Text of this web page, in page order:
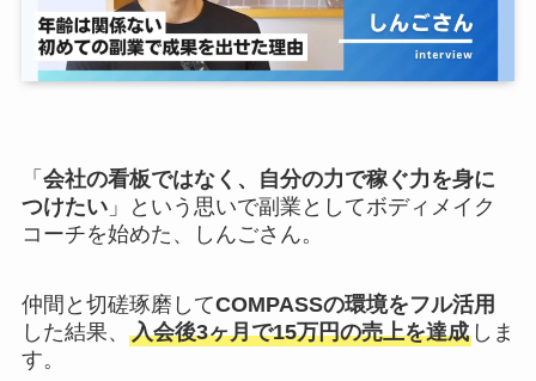
「 会社の看板ではなく、自分の力で稼ぐ力を身に
つけたい」という思いで副業としてボディメイク
コーチを始めた、しんごさん。
仲間と切磋琢磨してCOMPASSの環境をフル活用
した結果、 入会後3ヶ月で15万円の売上を達成しま
す。